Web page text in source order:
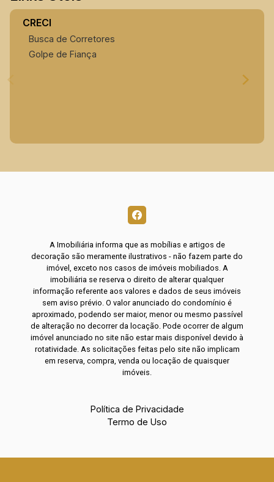
CRECI
Busca de Corretores
Golpe de Fiança
A Imobiliária informa que as mobílias e artigos de
decoração são meramente ilustrativos - não fazem parte do
imóvel, exceto nos casos de imóveis mobiliados. A
imobiliária se reserva o direito de alterar qualquer
informação referente aos valores e dados de seus imóveis
sem aviso prévio. O valor anunciado do condomínio é
aproximado, podendo ser maior, menor ou mesmo passível
de alteração no decorrer da locação. Pode ocorrer de algum
imóvel anunciado no site não estar mais disponível devido à
rotatividade. As solicitações feitas pelo site não implicam
em reserva, compra, venda ou locação de quaisquer
imóveis.
Política de Privacidade
Termo de Uso